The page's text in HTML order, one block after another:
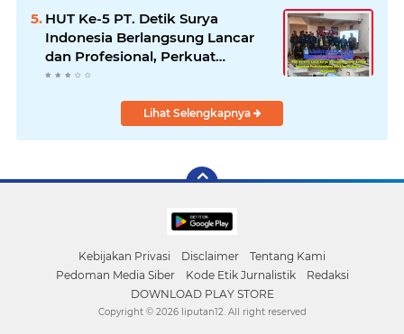
HUT Ke-5 PT. Detik Surya
Indonesia Berlangsung Lancar
dan Profesional, Perkuat
Kompetensi Wartawan
Lihat Selengkapnya
Kebijakan Privasi Disclaimer
Tentang Kami
Pedoman Media Siber
Kode Etik Jurnalistik
Redaksi
DOWNLOAD PLAY STORE
Copyright © 2026 liputan12. All right reserved